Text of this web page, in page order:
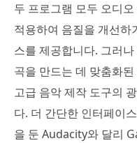
두 프로그램 모두 오디
적용하여 음질을 개선하
스를 제공합니다. 그러
곡을 만드는 데 맞춤화
고급 음악 제작 도구의
다. 더 간단한 인터페이
을 둔 Audacity와 달리